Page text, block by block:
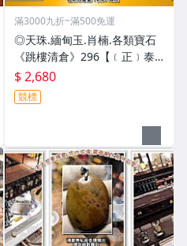
滿3000九折~滿500免運
◎天珠.緬甸玉.肖楠.各類寶石
《跳樓清倉》296【﹝正﹞泰
國國寶.龍宮舍利石 ﹝黑靈骨舍
利石〝福祿〞﹞】
$ 2,680
競標